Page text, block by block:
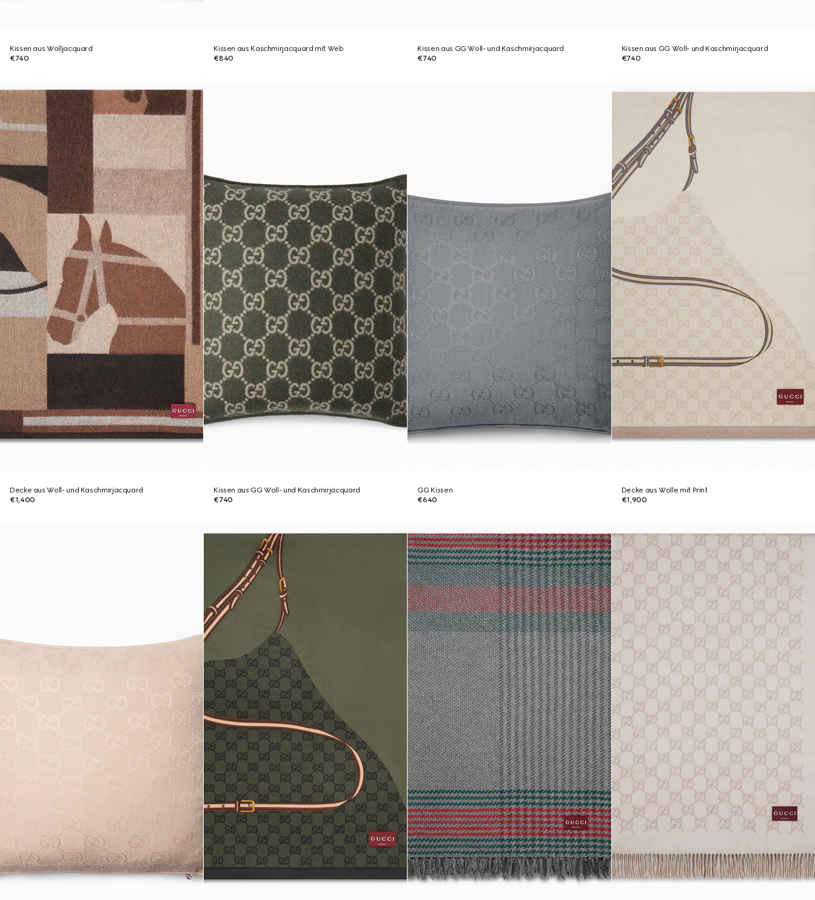
Kissen aus Wolljacquard
€740
Kissen aus Kaschmirjacquard mit Web
€840
Kissen aus GG Woll- und Kaschmirjacquard
€740
Kissen aus GG Woll- und Kaschmirjacquard
€740
Decke aus Woll- und Kaschmirjacquard
€1,400
Kissen aus GG Woll- und Kaschmirjacquard
€740
GG Kissen
€640
Decke aus Wolle mit Print
€1,900